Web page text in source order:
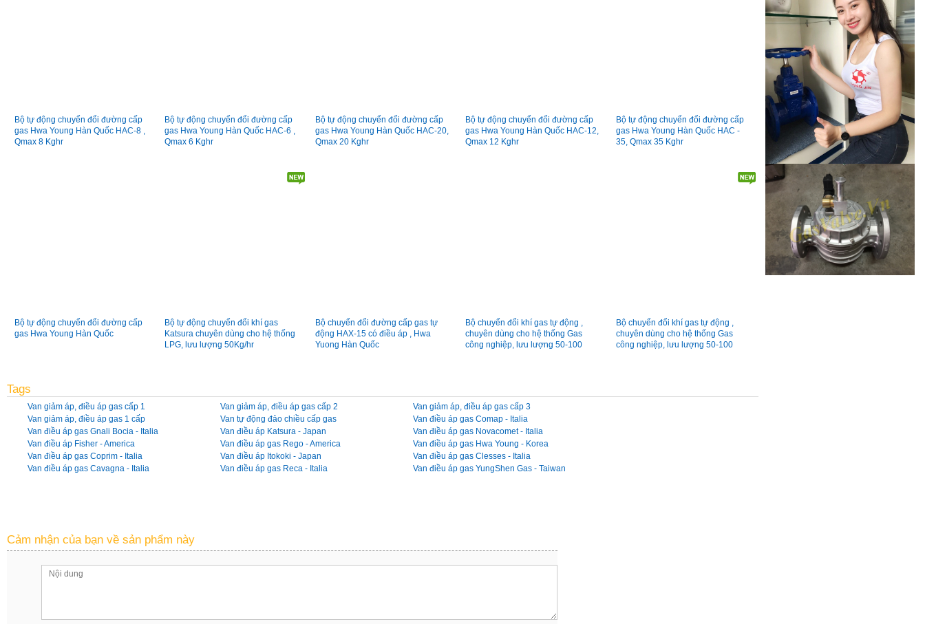
Bộ tự động chuyển đổi đường cấp
gas Hwa Young Hàn Quốc HAC-8 ,
Qmax 8 Kghr
Bộ tự động chuyển đổi đường cấp
gas Hwa Young Hàn Quốc HAC-6 ,
Qmax 6 Kghr
Bộ tự động chuyển đổi đường cấp
gas Hwa Young Hàn Quốc HAC-20,
Qmax 20 Kghr
Bộ tự động chuyển đổi đường cấp
gas Hwa Young Hàn Quốc HAC-12,
Qmax 12 Kghr
Bộ tự động chuyển đổi đường cấp
gas Hwa Young Hàn Quốc HAC -
35, Qmax 35 Kghr
Bộ tự động chuyển đổi đường cấp
gas Hwa Young Hàn Quốc
Bộ tự động chuyển đổi khí gas
Katsura chuyên dùng cho hệ thống
LPG, lưu lượng 50Kg/hr
Bộ chuyển đổi đường cấp gas tự
động HAX-15 có điều áp , Hwa
Yuong Hàn Quốc
Bộ chuyển đổi khí gas tự động ,
chuyên dùng cho hệ thống Gas
công nghiệp, lưu lượng 50-100
Bộ chuyển đổi khí gas tự động ,
chuyên dùng cho hệ thống Gas
công nghiệp, lưu lượng 50-100
Tags
Van giảm áp, điều áp gas cấp 1 Van giảm áp, điều áp gas cấp 2
Van giảm áp, điều áp gas cấp 3
Van giảm áp, điều áp gas 1 cấp
Van tự động đảo chiều cấp gas
Van điều áp gas Comap - Italia
Van điều áp gas Gnali Bocia - Italia
Van điều áp Katsura - Japan
Van điều áp gas Novacomet - Italia
Van điều áp Fisher - America
Van điều áp gas Rego - America
Van điều áp gas Hwa Young - Korea
Van điều áp gas Coprim - Italia
Van điều áp Itokoki - Japan
Van điều áp gas Clesses - Italia
Van điều áp gas Cavagna - Italia
Van điều áp gas Reca - Italia Van điều áp gas YungShen Gas - Taiwan
Cảm nhận của bạn về sản phẩm này